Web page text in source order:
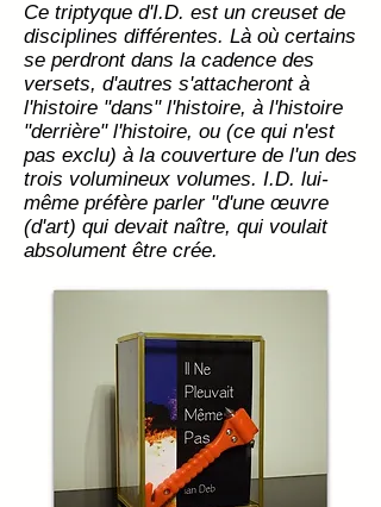
Ce triptyque d'I.D. est un creuset de
disciplines différentes. Là où certains
se perdront dans la cadence des
versets, d'autres s'attacheront à
l'histoire "dans" l'histoire, à l'histoire
"derrière" l'histoire, ou (ce qui n'est
pas exclu) à la couverture de l'un des
trois volumineux volumes. I.D. lui-
même préfère parler "d'une œuvre
(d'art) qui devait naître, qui voulait
absolument être crée.